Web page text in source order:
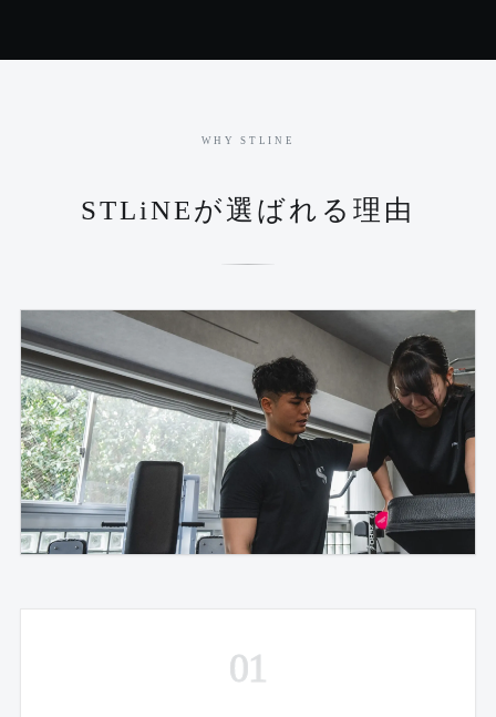
WHY STLINE
STLiNEが選ばれる理由
01